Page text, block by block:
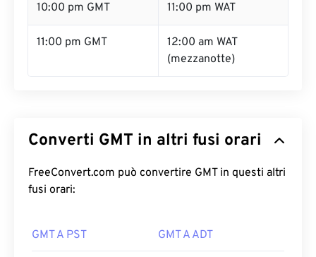
10:00 pm GMT 11:00 pm WAT
11:00 pm GMT
12:00 am WAT
(mezzanotte)
Converti GMT in altri fusi orari
FreeConvert.com può convertire GMT in questi altri
fusi orari:
GMT A PST GMT A ADT